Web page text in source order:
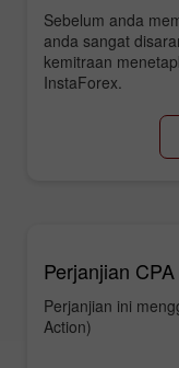
Sebelum anda
anda sangat
kemitraan
InstaForex.
Perjanjian CPA
Perjanjian ini
Action)